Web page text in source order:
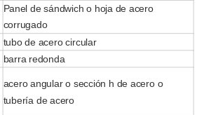
Panel de sándwich o hoja de acero
corrugado
tubo de acero circular
barra redonda
acero angular o sección h de acero o
tubería de acero